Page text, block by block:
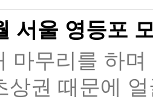
서울 영등포
마무리를 하
상권 때문에